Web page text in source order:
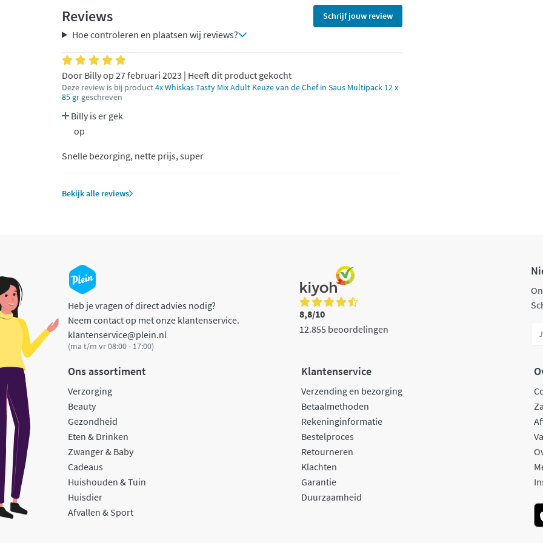
Reviews
Schrijf jouw review
Hoe controleren en plaatsen wij reviews?
Door Billy op 27 februari 2023 | Heeft dit product gekocht
Deze review is bij product4x Whiskas Tasty Mix Adult Keuze van de Chef in Saus Multipack 12 x
85 gr geschreven
Billy is er gek
op
Snelle bezorging, nette prijs, super
Bekijk alle reviews
Heb je vragen of direct advies nodig?
Neem contact op met onze klantenservice.
klantenservice@plein.nl
(ma t/m vr 08:00 - 17:00)
8,8/10
12.855 beoordelingen
Ons assortiment
Verzorging
Beauty
Gezondheid
Eten & Drinken
Zwanger & Baby
Cadeaus
Huishouden & Tuin
Huisdier
Afvallen & Sport
Klantenservice
Verzending en bezorging
Betaalmethoden
Rekeninginformatie
Bestelproces
Retourneren
Klachten
Garantie
Duurzaamheid